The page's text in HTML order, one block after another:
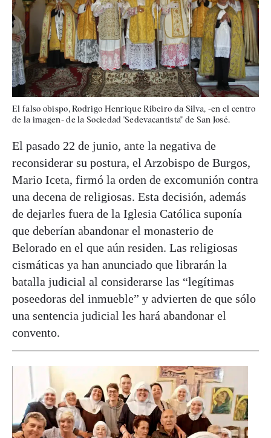
El falso obispo, Rodrigo Henrique Ribeiro da Silva, -en el centro
de la imagen- de la Sociedad 'Sedevacantista" de San José.
El pasado 22 de junio, ante la negativa de
reconsiderar su postura, el Arzobispo de Burgos,
Mario Iceta, firmó la orden de excomunión contra
una decena de religiosas. Esta decisión, además
de dejarles fuera de la Iglesia Católica suponía
que deberían abandonar el monasterio de
Belorado en el que aún residen. Las religiosas
cismáticas ya han anunciado que librarán la
batalla judicial al considerarse las “legítimas
poseedoras del inmueble” y advierten de que sólo
una sentencia judicial les hará abandonar el
convento.